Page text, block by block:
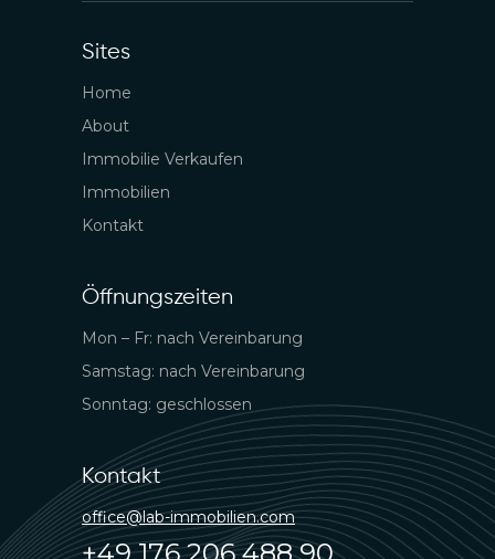
Sites
Home
About
Immobilie Verkaufen
Immobilien
Kontakt
Öffnungszeiten
Mon – Fr: nach Vereinbarung
Samstag: nach Vereinbarung
Sonntag: geschlossen
Kontakt
office@lab-immobilien.com
+49 176 206 488 90